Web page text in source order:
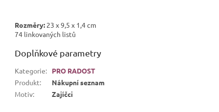
Rozměry: 23 x 9,5 x 1,4 cm
74 linkovaných listů
Doplňkové parametry
Kategorie:
PRO RADOST
Produkt:
Nákupní seznam
Motiv: Zajíčci